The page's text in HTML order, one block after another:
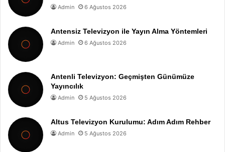
Admin 6 Ağustos 2026
Antensiz Televizyon ile Yayın Alma Yöntemleri
Admin 6 Ağustos 2026
Antenli Televizyon: Geçmişten Günümüze
Yayıncılık
Admin 5 Ağustos 2026
Altus Televizyon Kurulumu: Adım Adım Rehber
Admin 5 Ağustos 2026